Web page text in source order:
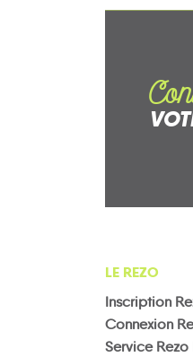
LE REZO
Inscription
Connexion
Service Rezo